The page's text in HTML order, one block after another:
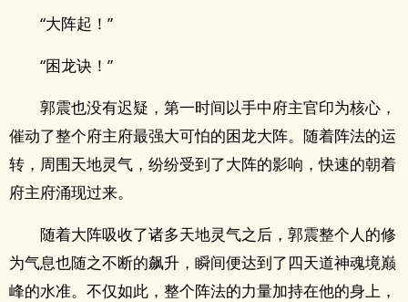
“大阵起！”
“困龙诀！”
郭震也没有迟疑，第一时间以手中府主官印为核心，
催动了整个府主府最强大可怕的困龙大阵。随着阵法的运
转，周围天地灵气，纷纷受到了大阵的影响，快速的朝着
府主府涌现过来。
随着大阵吸收了诸多天地灵气之后，郭震整个人的修
为气息也随之不断的飙升，瞬间便达到了四天道神魂境巅
峰的水准。不仅如此，整个阵法的力量加持在他的身上，